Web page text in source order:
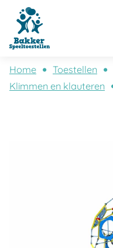
Home Toestellen
Klimmen en klauteren